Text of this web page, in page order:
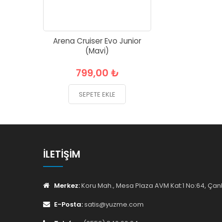
Arena Cruiser Evo Junior
(Mavi)
799,00 ₺
SEPETE EKLE
İLETIŞIM
Merkez:Koru Mah., Mesa Plaza AVM Kat:1 No:64,
E-Posta:satis@yuzme.com